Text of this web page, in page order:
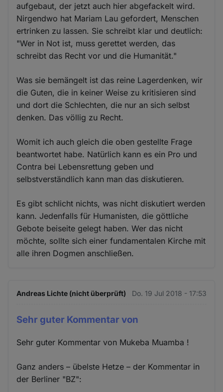
aufgebaut, der jetzt auch hier abgefackelt wird.
Nirgendwo hat Mariam Lau gefordert, Menschen
ertrinken zu lassen. Sie schreibt klar und deutlich:
"Wer in Not ist, muss gerettet werden, das
schreibt das Recht vor und die Humanität."
Was sie bemängelt ist das reine Lagerdenken, wir
die Guten, die in keiner Weise zu kritisieren sind
und dort die Schlechten, die nur an sich selbst
denken. Das völlig zu Recht.
Womit ich auch gleich die oben gestellte Frage
beantwortet habe. Natürlich kann es ein Pro und
Contra bei Lebensrettung geben und
selbstverständlich kann man das diskutieren.
Es gibt schlicht nichts, was nicht diskutiert werden
kann. Jedenfalls für Humanisten, die göttliche
Gebote beiseite gelegt haben. Wer das nicht
möchte, sollte sich einer fundamentalen Kirche mit
alle ihren Dogmen anschließen.
Andreas Lichte (nicht überprüft) Do. 19 Jul 2018 - 17:53
Sehr guter Kommentar von
Sehr guter Kommentar von Mukeba Muamba !
Ganz anders – übelste Hetze – der Kommentar in
der Berliner "BZ":